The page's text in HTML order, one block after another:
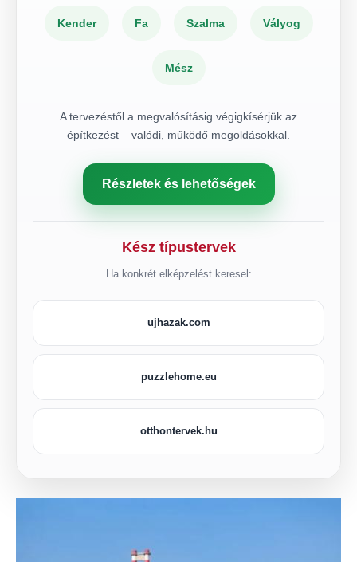
Kender Fa Szalma Vályog
Mész
A tervezéstől a megvalósításig végigkísérjük az
építkezést – valódi, működő megoldásokkal.
Részletek és lehetőségek
Kész típustervek
Ha konkrét elképzelést keresel:
ujhazak.com
puzzlehome.eu
otthontervek.hu